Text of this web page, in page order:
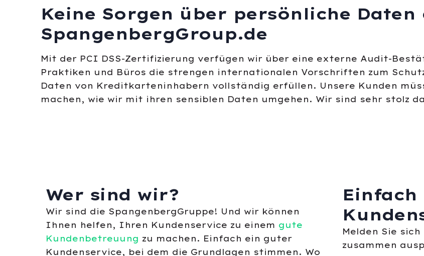
Keine Sorgen über persönliche Daten
SpangenbergGroup.de
Mit der PCI DSS-Zertifizierung verfügen wir über eine externe Audit-
Praktiken und Büros die strengen internationalen Vorschriften zum
Daten von Kreditkarteninhabern vollständig erfüllen. Unsere Kunden
machen, wie wir mit ihren sensiblen Daten umgehen. Wir sind sehr stolz
Wer sind wir?
Wir sind die SpangenbergGruppe! Und wir können
Ihnen helfen, Ihren Kundenservice zu einem gute
Kundenbetreuung zu machen. Einfach ein guter
Kundenservice, bei dem die Grundlagen stimmen. Wo
Melden Sie
zusammen